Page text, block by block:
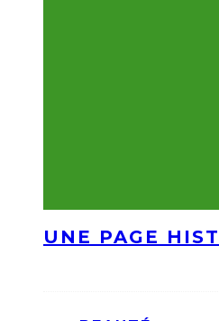
UNE PAGE